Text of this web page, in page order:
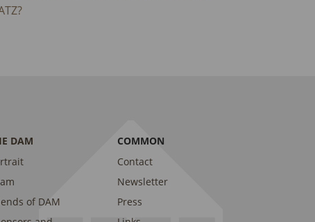
DAM
of DAM
COMMON
Contact
Newsletter
Press